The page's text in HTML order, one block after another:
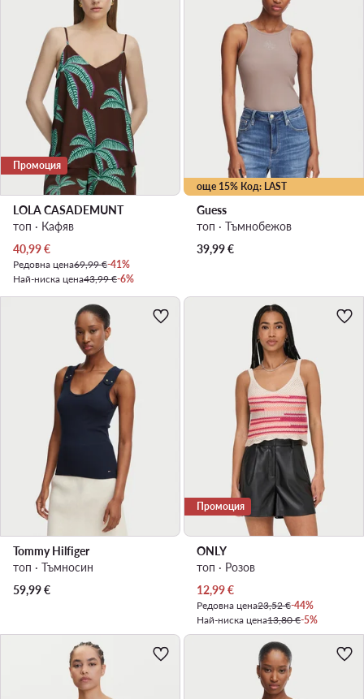
Промоция
LOLA CASADEMUNT
топ · Кафяв
Актуална цена
40,99€
Редовна цена69,99 €-41%
Най-ниска цена43,99 €-6%
още 15% Код: LAST
Guess
топ · Тъмнобежов
39,99€
Tommy Hilfiger
топ · Тъмносин
59,99€
Промоция
ONLY
топ · Розов
Актуална цена
12,99€
Редовна цена23,52 €-44%
Най-ниска цена13,80 €-5%